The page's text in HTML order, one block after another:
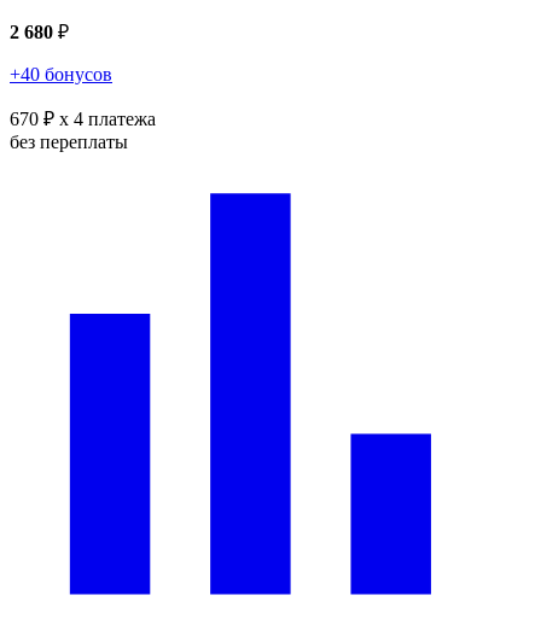
2 680 ₽
+40 бонусов
670 ₽ x 4 платежа
без переплаты